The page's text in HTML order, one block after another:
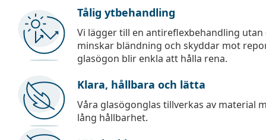
Tålig ytbehandling
Vi lägger till en antireflexbehandling
minskar bländning och skyddar mot
glasögon blir enkla att hålla rena.
Klara, hållbara och lätta
Våra glasögonglas tillverkas av material
lång hållbarhet.